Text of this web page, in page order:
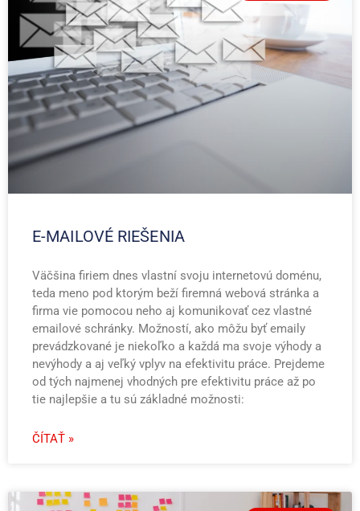
E-MAILOVÉ RIEŠENIA
Väčšina firiem dnes vlastní svoju internetovú doménu,
teda meno pod ktorým beží firemná webová stránka a
firma vie pomocou neho aj komunikovať cez vlastné
emailové schránky. Možností, ako môžu byť emaily
prevádzkované je niekoľko a každá ma svoje výhody a
nevýhody a aj veľký vplyv na efektivitu práce. Prejdeme
od tých najmenej vhodných pre efektivitu práce až po
tie najlepšie a tu sú základné možnosti:
ČÍTAŤ »